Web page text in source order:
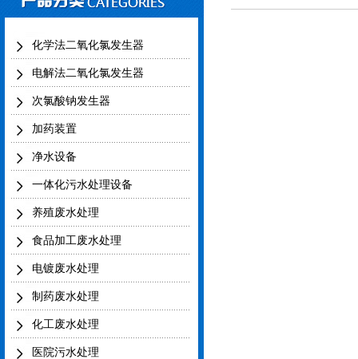
化学法二氧化氯发生器
电解法二氧化氯发生器
次氯酸钠发生器
加药装置
净水设备
一体化污水处理设备
养殖废水处理
食品加工废水处理
电镀废水处理
制药废水处理
化工废水处理
医院污水处理